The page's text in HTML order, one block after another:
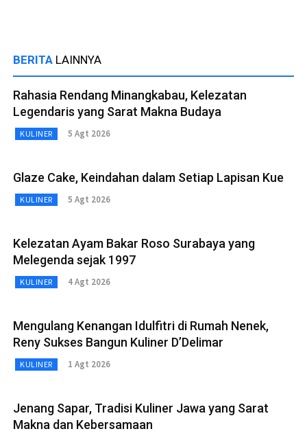
BERITA LAINNYA
Rahasia Rendang Minangkabau, Kelezatan
Legendaris yang Sarat Makna Budaya
KULINER 5 Agt 2026
Glaze Cake, Keindahan dalam Setiap Lapisan Kue
KULINER 5 Agt 2026
Kelezatan Ayam Bakar Roso Surabaya yang
Melegenda sejak 1997
KULINER 4 Agt 2026
Mengulang Kenangan Idulfitri di Rumah Nenek,
Reny Sukses Bangun Kuliner D’Delimar
KULINER 1 Agt 2026
Jenang Sapar, Tradisi Kuliner Jawa yang Sarat
Makna dan Kebersamaan